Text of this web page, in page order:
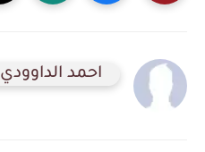
احمد الداوودي